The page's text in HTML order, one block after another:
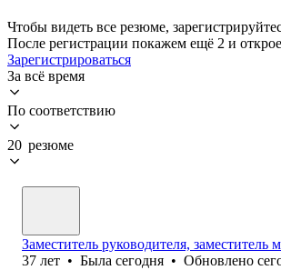
Чтобы видеть все резюме,
После регистрации покажем ещё 2 и
Зарегистрироваться
За всё время
По соответствию
20 резюме
Заместитель руководителя,
37 лет • Была сегодня • Обновлено